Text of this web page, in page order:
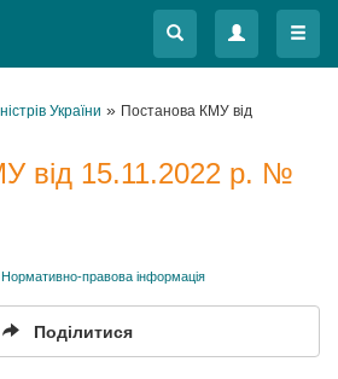
Меню
Меню
України » Постанова КМУ від
від 15.11.2022 р. №
Нормативно-правова інформація
Поділитися